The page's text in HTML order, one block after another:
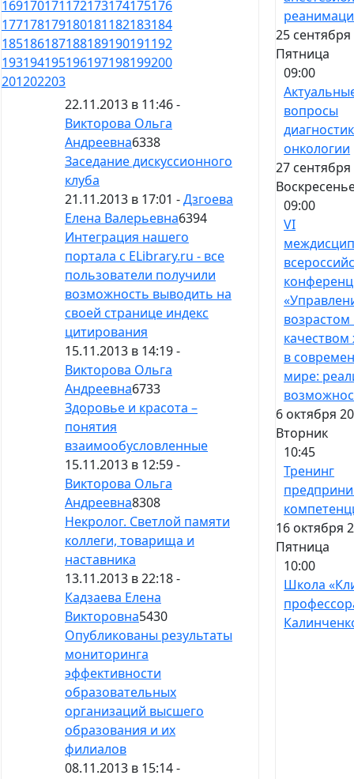
169170171172173174175176
177178179180181182183184
185186187188189190191192
193194195196197198199200
201202203
22.11.2013 в 11:46 -
Викторова Ольга
Андреевна6338
Заседание дискуссионного
клуба
21.11.2013 в 17:01 -Дзгоева
Елена Валерьевна6394
Интеграция нашего
портала с ELibrary.ru - все
пользователи получили
возможность выводить на
своей странице индекс
цитирования
15.11.2013 в 14:19 -
Викторова Ольга
Андреевна6733
Здоровье и красота –
понятия
взаимообусловленные
15.11.2013 в 12:59 -
Викторова Ольга
Андреевна8308
Некролог. Светлой памяти
коллеги, товарища и
наставника
13.11.2013 в 22:18 -
Кадзаева Елена
Викторовна5430
Опубликованы результаты
мониторинга
эффективности
образовательных
организаций высшего
образования и их
филиалов
08.11.2013 в 15:14 -
25 сентября
Пятница
09:00
вопросы
онкологии
27 сентября
09:00
VI
возрастом
в
мире:
6 октября
Вторник
10:45
Тренинг
16 октября
Пятница
10:00
Школа